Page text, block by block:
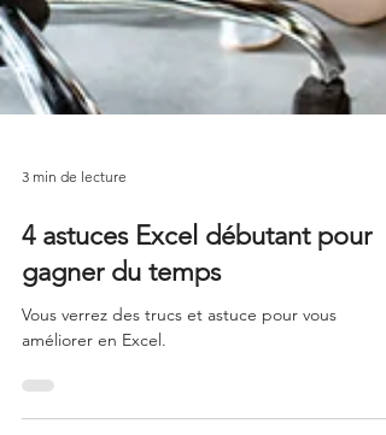
4 astuces Excel débutant pour
gagner du temps
Vous verrez des trucs et astuce pour vous
améliorer en Excel.